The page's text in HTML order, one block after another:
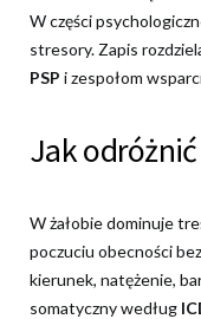
W części
stresory. Zapis
PSP i zespołom
Jak
W żałobie dominuje
poczuciu obecności
kierunek, natężenie,
somatyczny według